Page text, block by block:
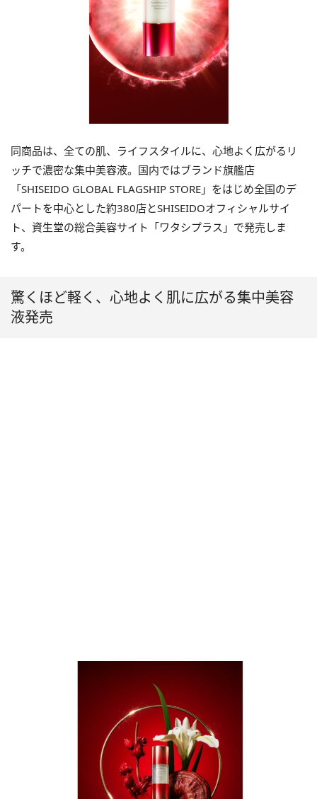
同商品は、全ての肌、ライフスタイルに、心地よく広がるリ
ッチで濃密な集中美容液。国内ではブランド旗艦店
「SHISEIDO GLOBAL FLAGSHIP STORE」をはじめ全国のデ
パートを中心とした約380店とSHISEIDOオフィシャルサイ
ト、資生堂の総合美容サイト「ワタシプラス」で発売しま
す。
驚くほど軽く、心地よく肌に広がる集中美容
液発売